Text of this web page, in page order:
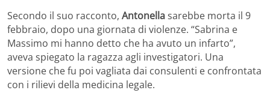
Secondo il suo racconto, Antonellasarebbe morta il 9
febbraio, dopo una giornata di violenze. “Sabrina e
Massimo mi hanno detto che ha avuto un infarto”,
aveva spiegato la ragazza agli investigatori. Una
versione che fu poi vagliata dai consulenti e confrontata
con i rilievi della medicina legale.